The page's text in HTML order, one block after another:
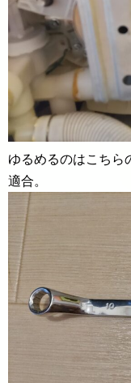
ゆるめるのはこちら
適合。